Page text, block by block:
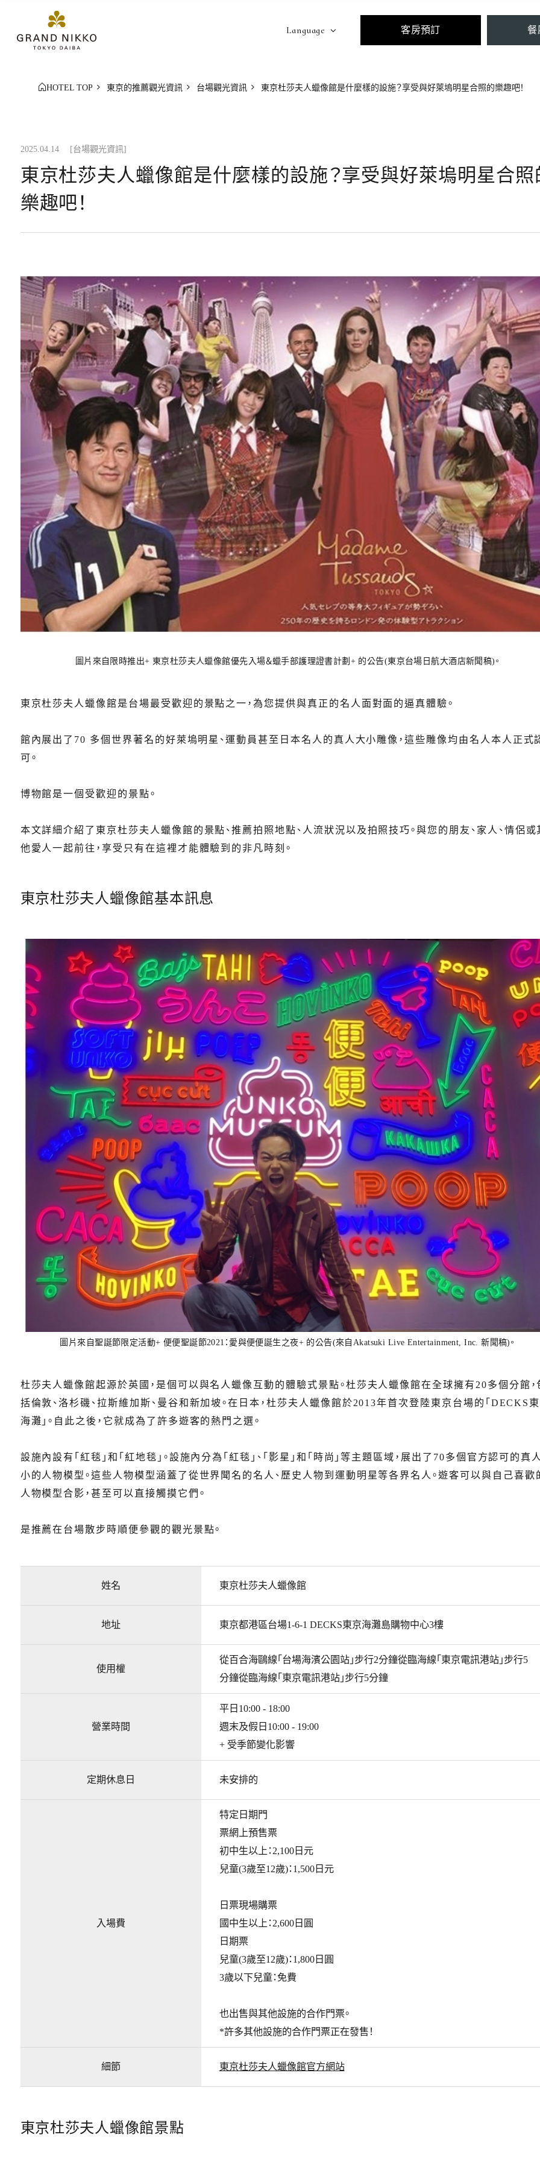
Language 客房預訂 餐
HOTEL TOP 東京的推薦觀光資訊 台場觀光資訊 東京杜莎夫人蠟像館是什麼樣的設施？享受與好萊塢明星合照的樂趣吧！
2025.04.14 [台場觀光資訊]
東京杜莎夫人蠟像館是什麼樣的設施？享受與好萊塢明星合照
樂趣吧！
圖片來自限時推出+ 東京杜莎夫人蠟像館優先入場＆蠟手部護理證書計劃+ 的公告(東京台場日航大酒店新聞稿)。
東京杜莎夫人蠟像館是台場最受歡迎的景點之一，為您提供與真正的名人面對面的逼真體驗。
館內展出了70 多個世界著名的好萊塢明星、運動員甚至日本名人的真人大小雕像，這些雕像均由名人本人正式
可。
博物館是一個受歡迎的景點。
本文詳細介紹了東京杜莎夫人蠟像館的景點、推薦拍照地點、人流狀況以及拍照技巧。與您的朋友、家人、情侶或
他愛人一起前往，享受只有在這裡才能體驗到的非凡時刻。
東京杜莎夫人蠟像館基本訊息
圖片來自聖誕節限定活動+ 便便聖誕節2021：愛與便便誕生之夜+ 的公告(來自Akatsuki Live Entertainment, Inc. 新聞稿)。
杜莎夫人蠟像館起源於英國，是個可以與名人蠟像互動的體驗式景點。杜莎夫人蠟像館在全球擁有20多個分館，
括倫敦、洛杉磯、拉斯維加斯、曼谷和新加坡。在日本，杜莎夫人蠟像館於2013年首次登陸東京台場的「DECKS
海灘」。自此之後，它就成為了許多遊客的熱門之選。
設施內設有「紅毯」和「紅地毯」。設施內分為「紅毯」、「影星」和「時尚」等主題區域，展出了70多個官方認可的真
小的人物模型。這些人物模型涵蓋了從世界聞名的名人、歷史人物到運動明星等各界名人。遊客可以與自己喜歡
人物模型合影，甚至可以直接觸摸它們。
是推薦在台場散步時順便參觀的觀光景點。
姓名 東京杜莎夫人蠟像館
地址 東京都港區台場1-6-1 DECKS東京海灘島購物中心3樓
使用權
從百合海鷗線「台場海濱公園站」步行2分鐘從臨海線「東京電訊港站」步行5
分鐘從臨海線「東京電訊港站」步行5分鐘
營業時間
平日10:00 - 18:00
週末及假日10:00 - 19:00
+ 受季節變化影響
定期休息日 未安排的
入場費
特定日期門
票網上預售票
初中生以上：2,100日元
兒童(3歲至12歲)：1,500日元
日票現場購票
國中生以上：2,600日圓
日期票
兒童(3歲至12歲)：1,800日圓
3歲以下兒童：免費
也出售與其他設施的合作門票。
*許多其他設施的合作門票正在發售！
細節 東京杜莎夫人蠟像館官方網站
東京杜莎夫人蠟像館景點